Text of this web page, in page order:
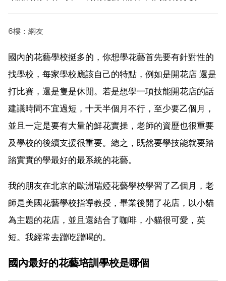
6樓：網友
國內的花藝學校挺多的，你想學花藝首先要有針對性的
找學校，每家學校應該自己的特點，例如是開花店 還是
打比賽，還是隻是休閒。若是想學一項技能開花店的話
建議時間不宜過短，十天半個月不行，至少要乙個月，
並且一定是要有大量的鮮花實操，老師的資歷也很重要
及學校的後續支援很重要。總之，既然要學技能就要踏
踏實實的學最好的最系統的花藝。
我的朋友在北京的歐洲瑞婭花藝學校學習了乙個月，老
師是美國花藝學校指導教授，畢業後開了花店，以小貓
為主題的花店，並且還結合了咖啡，小貓很可愛，英
短。我經常去蹭吃蹭喝的。
國內最好的花藝培訓學校是哪個